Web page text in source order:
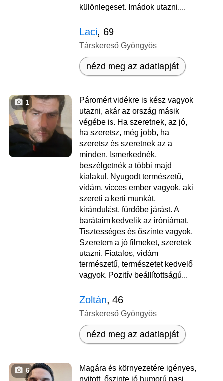
különlegeset. Imádok utazni....
Laci, 69
Társkereső Gyöngyös
nézd meg az adatlapját
1
Páromért vidékre is kész vagyok
utazni, akár az ország másik
végébe is. Ha szeretnek, az jó,
ha szeretsz, még jobb, ha
szeretsz és szeretnek az a
minden. Ismerkednék,
beszélgetnék a többi majd
kialakul. Nyugodt természetű,
vidám, vicces ember vagyok, aki
szereti a kerti munkát,
kirándulást, fürdőbe járást. A
barátaim kedvelik az iróniámat.
Tisztességes és őszinte vagyok.
Szeretem a jó filmeket, szeretek
utazni. Fiatalos, vidám
természetű, természetet kedvelő
vagyok. Pozitív beállítottságú...
Zoltán, 46
Társkereső Gyöngyös
nézd meg az adatlapját
6
Magára és környezetére igényes,
nyitott, őszinte jó humorú pasi